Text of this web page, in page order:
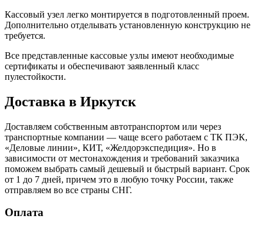
Кассовый узел легко монтируется в подготовленный проем.
Дополнительно отделывать установленную конструкцию не
требуется.
Все представленные кассовые узлы имеют необходимые
сертификаты и обеспечивают заявленный класс
пулестойкости.
Доставка в Иркутск
Доставляем собственным автотранспортом или через
транспортные компании — чаще всего работаем с ТК ПЭК,
«Деловые линии», КИТ, «Желдорэкспедиция». Но в
зависимости от местонахождения и требований заказчика
поможем выбрать самый дешевый и быстрый вариант. Срок
от 1 до 7 дней, причем это в любую точку России, также
отправляем во все страны СНГ.
Оплата